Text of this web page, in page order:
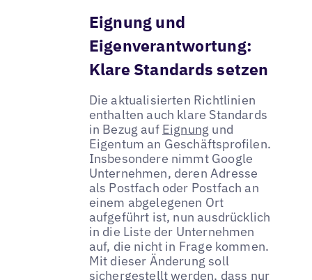
Eignung und
Eigenverantwortung:
Klare Standards setzen
Die aktualisierten Richtlinien
enthalten auch klare Standards
in Bezug auf Eignung und
Eigentum an Geschäftsprofilen.
Insbesondere nimmt Google
Unternehmen, deren Adresse
als Postfach oder Postfach an
einem abgelegenen Ort
aufgeführt ist, nun ausdrücklich
in die Liste der Unternehmen
auf, die nicht in Frage kommen.
Mit dieser Änderung soll
sichergestellt werden, dass nur